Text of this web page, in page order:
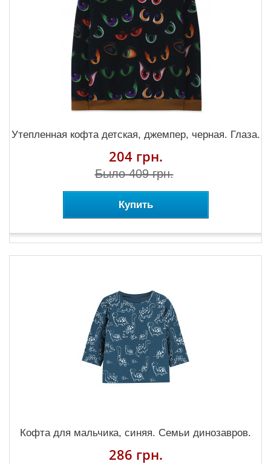
Утепленная кофта детская, джемпер, черная. Глаза.
204 грн.
Было 409 грн.
Купить
Кофта для мальчика, синяя. Семьи динозавров.
286 грн.